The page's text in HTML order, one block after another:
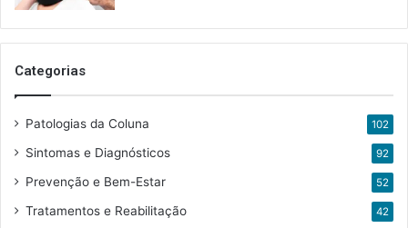
Categorias
Patologias da Coluna 102
Sintomas e Diagnósticos 92
Prevenção e Bem-Estar 52
Tratamentos e Reabilitação 42